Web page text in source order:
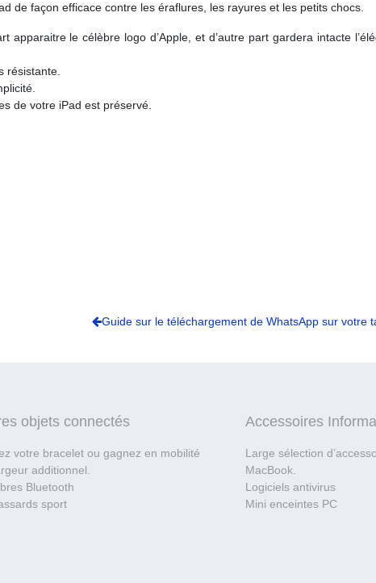
de façon efficace contre les éraflures, les rayures et les petits chocs.
le célèbre logo d’Apple, et d’autre part gardera intacte
résistante.
de votre iPad est préservé.
Guide sur le téléchargement de WhatsApp sur votre
objets connectés
votre bracelet ou gagnez en mobilité
additionnel.
Bluetooth
sport
Accessoires
Large sélection
MacBook.
Logiciels antivirus
Mini enceintes PC